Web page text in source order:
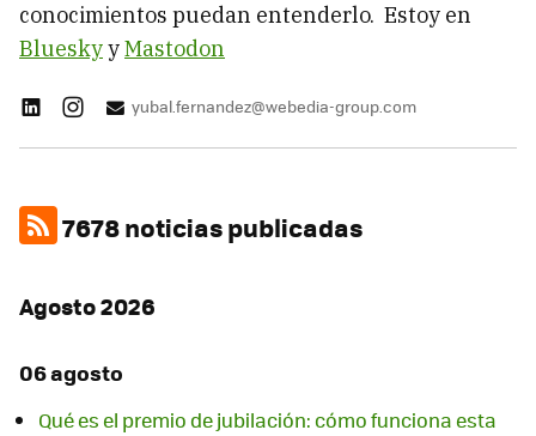
conocimientos puedan entenderlo. Estoy en
BlueskyyMastodon
yubal.fernandez@webedia-group.com
7678 noticias publicadas
Agosto 2026
06 agosto
Qué es el premio de jubilación: cómo funciona esta